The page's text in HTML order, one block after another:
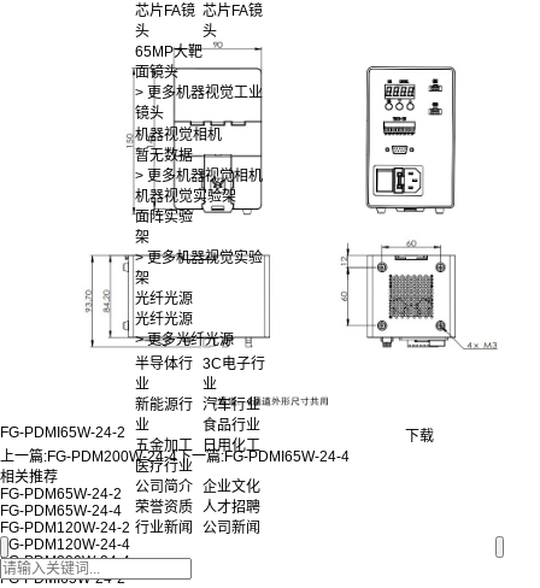
芯片FA镜
头
芯片FA镜
头
65MP大靶
面镜头
> 更多机器视觉工业
镜头
机器视觉相机
暂无数据
> 更多机器视觉相机
机器视觉实验架
面阵实验
架
> 更多机器视觉实验
架
光纤光源
光纤光源
> 更多光纤光源
半导体行
业
3C电子行
业
新能源行
业
汽车行业
食品行业
五金加工
日用化工
医疗行业
公司简介 企业文化
荣誉资质 人才招聘
行业新闻
公司新闻
FG-PDMI65W-24-2
下载
上一篇:FG-PDM200W-24-4下一篇:FG-PDMI65W-24-4
相关推荐
FG-PDM65W-24-2
FG-PDM65W-24-4
FG-PDM120W-24-2
FG-PDM120W-24-4
FG-PDM200W-24-4
FG-PDMI65W-24-2